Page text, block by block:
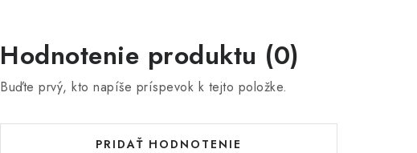
Hodnotenie produktu (0)
Buďte prvý, kto napíše príspevok k tejto položke.
PRIDAŤ HODNOTENIE